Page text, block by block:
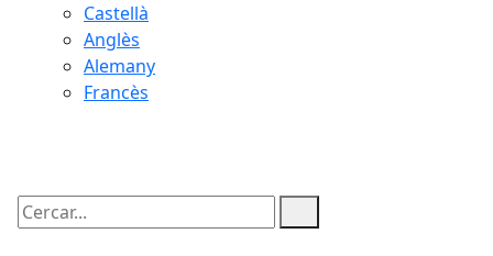
Castellà
Anglès
Alemany
Francès
Cercar: